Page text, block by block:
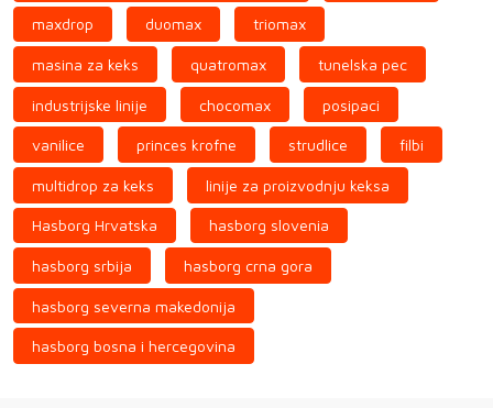
maxdrop duomax triomax
masina za keks quatromax tunelska pec
industrijske linije chocomax posipaci
vanilice princes krofne strudlice filbi
multidrop za keks linije za proizvodnju keksa
Hasborg Hrvatska hasborg slovenia
hasborg srbija hasborg crna gora
hasborg severna makedonija
hasborg bosna i hercegovina